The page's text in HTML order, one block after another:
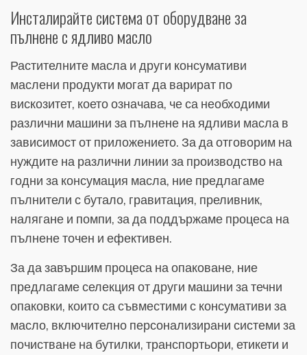
Инсталирайте система от оборудване за
пълнене с ядливо масло
Растителните масла и други консумативи
маслени продукти могат да варират по
вискозитет, което означава, че са необходими
различни машини за пълнене на ядливи масла в
зависимост от приложението. За да отговорим на
нуждите на различни линии за производство на
годни за консумация масла, ние предлагаме
пълнители с бутало, гравитация, преливник,
налягане и помпи, за да поддържаме процеса на
пълнене точен и ефективен.
За да завършим процеса на опаковане, ние
предлагаме селекция от други машини за течни
опаковки, които са съвместими с консумативи за
масло, включително персонализирани системи за
почистване на бутилки, транспортьори, етикети и